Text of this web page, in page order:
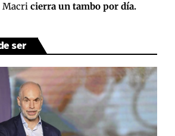
Macri cierra un tambo por día.
ser